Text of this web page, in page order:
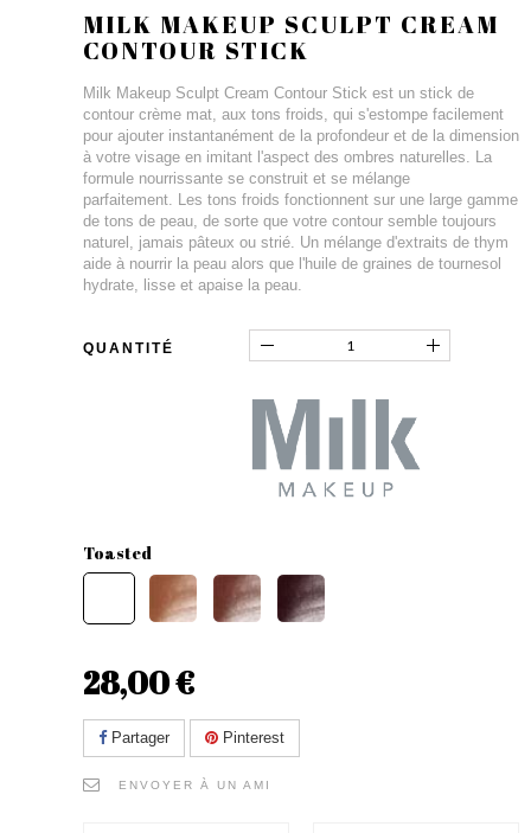
MILK MAKEUP SCULPT CREAM
CONTOUR STICK
Milk Makeup Sculpt Cream Contour Stick est un stick de
contour crème mat, aux tons froids, qui s'estompe facilement
pour ajouter instantanément de la profondeur et de la dimension
à votre visage en imitant l'aspect des ombres naturelles. La
formule nourrissante se construit et se mélange
parfaitement. Les tons froids fonctionnent sur une large gamme
de tons de peau, de sorte que votre contour semble toujours
naturel, jamais pâteux ou strié. Un mélange d'extraits de thym
aide à nourrir la peau alors que l'huile de graines de tournesol
hydrate, lisse et apaise la peau.
QUANTITÉ
Toasted
28,00 €
Partager Pinterest
ENVOYER À UN AMI